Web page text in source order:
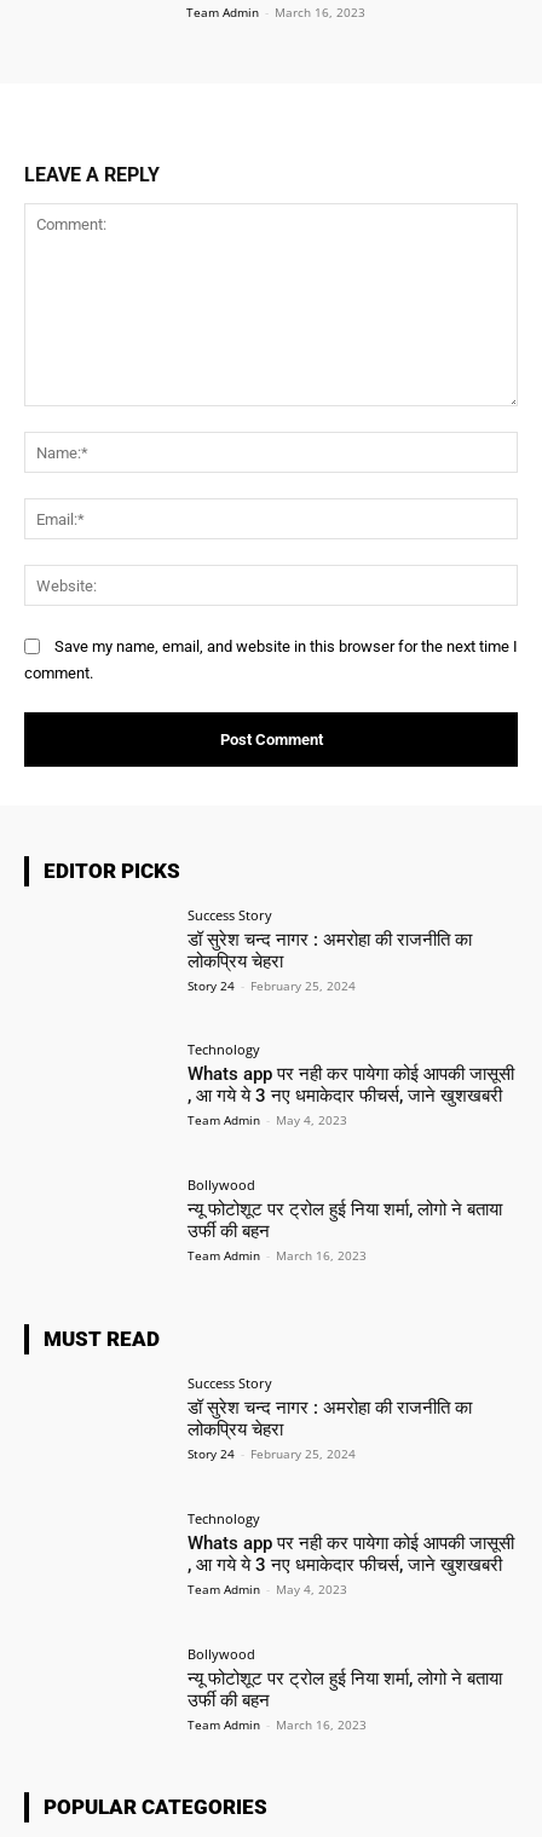
Team Admin - March 16, 2023
LEAVE A REPLY
Save my name, email, and website in this browser for the next time I
comment.
EDITOR PICKS
Success Story
डॉ सुरेश चन्द नागर : अमरोहा की राजनीति का
लोकप्रिय चेहरा
Story 24 - February 25, 2024
Technology
Whats app पर नही कर पायेगा कोई आपकी जासूसी
, आ गये ये 3 नए धमाकेदार फीचर्स, जाने खुशखबरी
Team Admin - May 4, 2023
Bollywood
न्यू फोटोशूट पर ट्रोल हुई निया शर्मा, लोगो ने बताया
उर्फी की बहन
Team Admin - March 16, 2023
MUST READ
Success Story
डॉ सुरेश चन्द नागर : अमरोहा की राजनीति का
लोकप्रिय चेहरा
Story 24 - February 25, 2024
Technology
Whats app पर नही कर पायेगा कोई आपकी जासूसी
, आ गये ये 3 नए धमाकेदार फीचर्स, जाने खुशखबरी
Team Admin - May 4, 2023
Bollywood
न्यू फोटोशूट पर ट्रोल हुई निया शर्मा, लोगो ने बताया
उर्फी की बहन
Team Admin - March 16, 2023
POPULAR CATEGORIES